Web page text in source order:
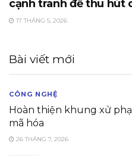
cạnh tranh để thu hút
17 THÁNG 5, 2026
Bài viết mới
CÔNG NGHỆ
Hoàn thiện khung xử
mã hóa
26 THÁNG 7, 2026